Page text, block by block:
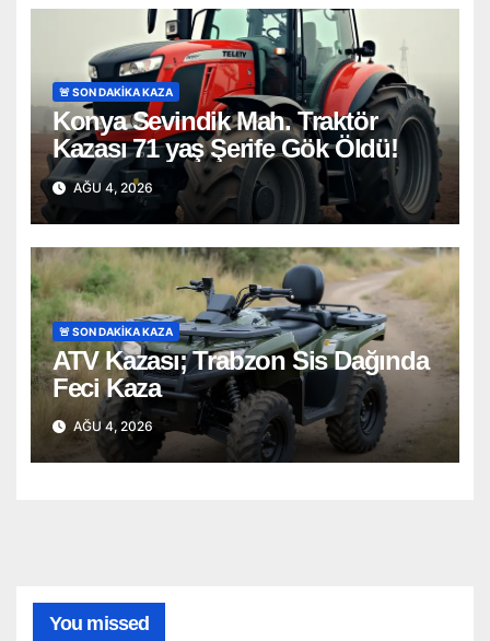
🚨 SON DAKİKA KAZA
Konya Sevindik Mah. Traktör
Kazası 71 yaş Şerife Gök Öldü!
AĞU 4, 2026
🚨 SON DAKİKA KAZA
ATV Kazası; Trabzon Sis Dağında
Feci Kaza
AĞU 4, 2026
You missed